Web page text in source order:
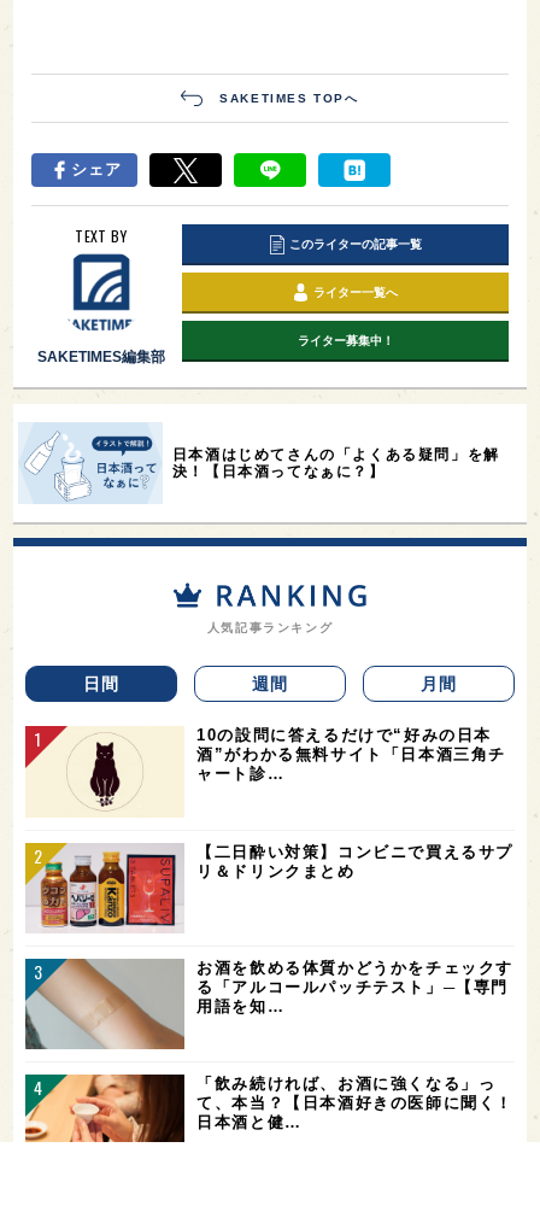
SAKETIMES TOPへ
シェア
TEXT BY
SAKETIMES編集部
このライターの記事一覧
ライター一覧へ
ライター募集中！
日本酒はじめてさんの「よくある疑問」を解
決！【日本酒ってなぁに？】
人気記事ランキング
日間 週間 月間
10の設問に答えるだけで“好みの日本
酒”がわかる無料サイト「日本酒三角チ
ャート診…
【二日酔い対策】コンビニで買えるサプ
リ＆ドリンクまとめ
お酒を飲める体質かどうかをチェックす
る「アルコールパッチテスト」─【専門
用語を知…
「飲み続ければ、お酒に強くなる」っ
て、本当？【日本酒好きの医師に聞く！
日本酒と健…